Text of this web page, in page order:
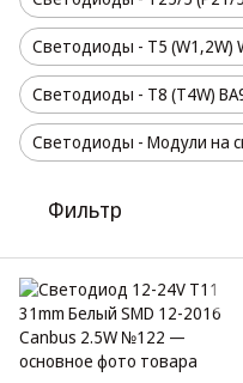
Светодиоды - T5 (W1,2W)
Светодиоды - T8 (T4W)
Светодиоды - Модули на
Фильтр